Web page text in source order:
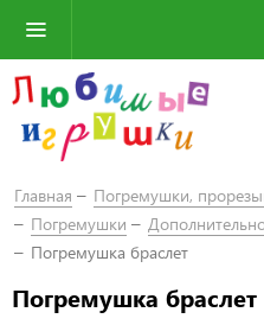
Главная
Погремушки,
Погремушки
Погремушка браслет
Погремушка браслет